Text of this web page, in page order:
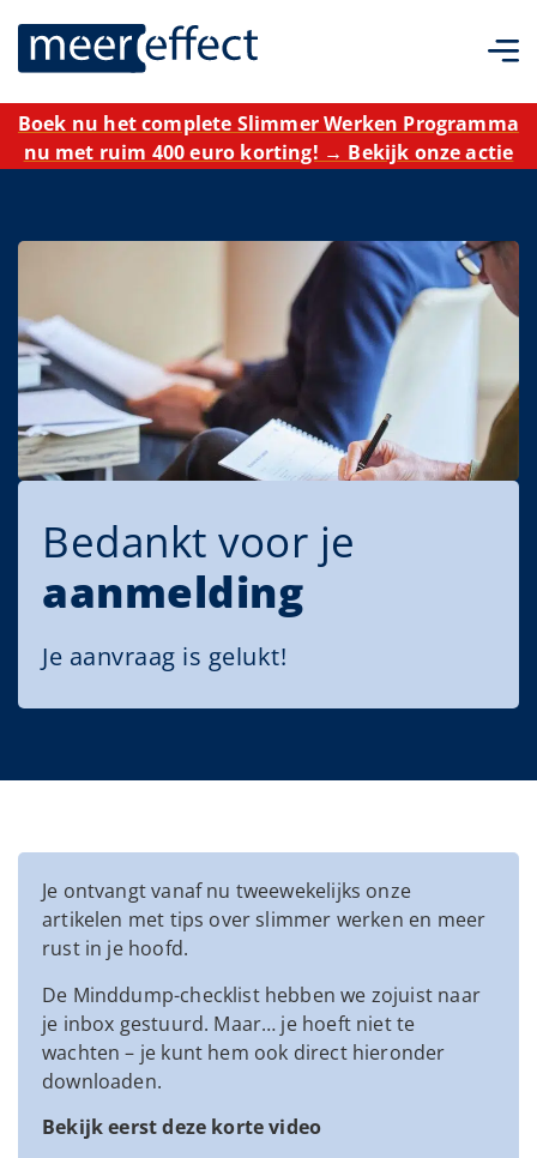
Boek nu het complete Slimmer Werken Programma
nu met ruim 400 euro korting! → Bekijk onze actie
Bedankt voor je
aanmelding
Je aanvraag is gelukt!​
Je ontvangt vanaf nu tweewekelijks onze
artikelen met tips over slimmer werken en meer
rust in je hoofd.
De Minddump-checklist hebben we zojuist naar
je inbox gestuurd. Maar… je hoeft niet te
wachten – je kunt hem ook direct hieronder
downloaden.
Bekijk eerst deze korte video​